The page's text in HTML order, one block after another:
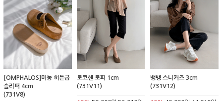
[OMPHALOS]미농 히든굽
슬리퍼 4cm
(731V8)
로코헨 로퍼 1cm
(731V11)
뱅뱅 스니커즈 3cm
(731V12)